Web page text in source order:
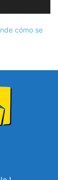
cómo se